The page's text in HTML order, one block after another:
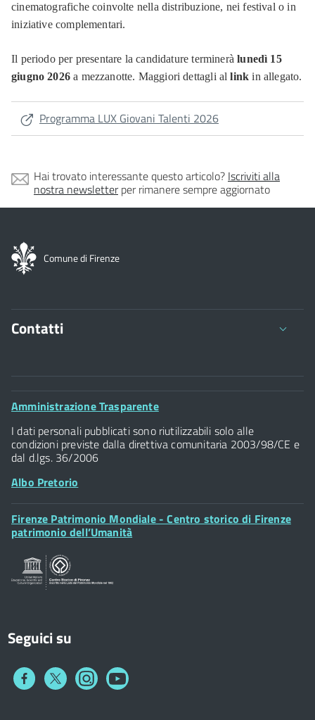
cinematografiche coinvolte nella distribuzione, nei festival o in
iniziative complementari.
Il periodo per presentare la candidature termineràlunedì 15
giugno 2026a mezzanotte. Maggiori dettagli allink in allegato.
Programma LUX Giovani Talenti 2026
Hai trovato interessante questo articolo? Iscriviti alla
nostra newsletterper rimanere sempre aggiornato
Comune di Firenze
Contatti
Comune di Firenze
Palazzo Vecchio
Piazza della Signoria - 50122, Firenze
P.IVA 01307110484
Posta Elettronica Certificata
Footer
Amministrazione Trasparente
I dati personali pubblicati sono riutilizzabili solo alle
condizioni previste dalla direttiva comunitaria 2003/98/CE e
dal d.lgs. 36/2006
Albo Pretorio
Footer
Widget
Firenze Patrimonio Mondiale - Centro storico di Firenze
patrimonio dell’Umanità
Seguici su
Collegamento
Collegamento
a
Collegamento
a
Collegamento
a